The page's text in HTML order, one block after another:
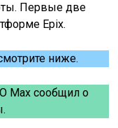
Первые две
Epix.
ниже.
Max сообщил о